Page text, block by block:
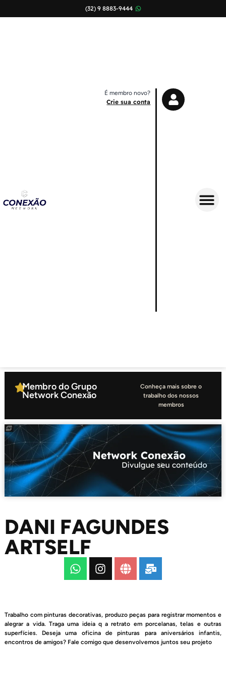
(32) 9 8883-9444
É membro novo?
Crie sua conta
Membro do Grupo
Network Conexão
Conheça mais sobre o
trabalho dos nossos
membros
DANI FAGUNDES
ARTSELF
Trabalho com pinturas decorativas, produzo peças para registrar momentos e
alegrar a vida. Traga uma ideia q a retrato em porcelanas, telas e outras
superfícies. Deseja uma oficina de pinturas para aniversários infantis,
encontros de amigos? Fale comigo que desenvolvemos juntos seu projeto